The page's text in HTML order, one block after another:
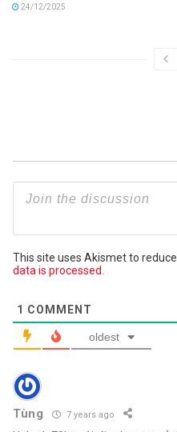
24/12/2025
This site uses Akismet to reduce
data is processed.
1 COMMENT
oldest
Tùng 7 years ago